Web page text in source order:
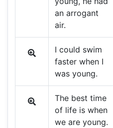
an arrogant
air.
I could swim
faster when I
was young.
The best time
of life is when
we are young.